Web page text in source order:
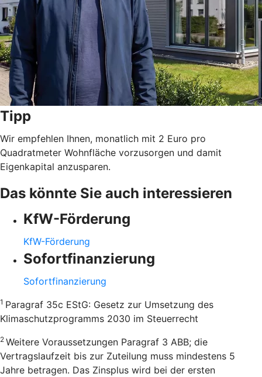
Tipp
Wir empfehlen Ihnen, monatlich mit 2 Euro pro
Quadratmeter Wohnfläche vorzusorgen und damit
Eigenkapital anzusparen.
Das könnte Sie auch interessieren
KfW-Förderung
KfW-Förderung
Sofortfinanzierung
Sofortfinanzierung
1 Paragraf 35c EStG: Gesetz zur Umsetzung des
Klimaschutzprogramms 2030 im Steuerrecht
2 Weitere Voraussetzungen Paragraf 3 ABB; die
Vertragslaufzeit bis zur Zuteilung muss mindestens 5
Jahre betragen. Das Zinsplus wird bei der ersten